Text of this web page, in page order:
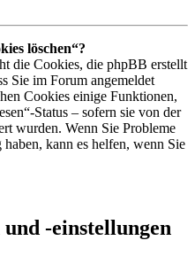
löschen“?
die Cookies, die phpBB erstellt
Sie im Forum angemeldet
Cookies einige Funktionen,
Status – sofern sie von der
wurden. Wenn Sie Probleme
kann es helfen, wenn Sie
-einstellungen